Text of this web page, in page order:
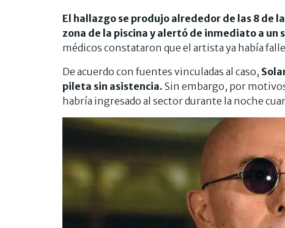
El hallazgo se produjo alrededor de las 8 de
zona de la piscina y alertó de inmediato a un
médicos constataron que el artista ya había
De acuerdo con fuentes vinculadas al caso,
pileta sin asistencia. Sin embargo, por
habría ingresado al sector durante la noche